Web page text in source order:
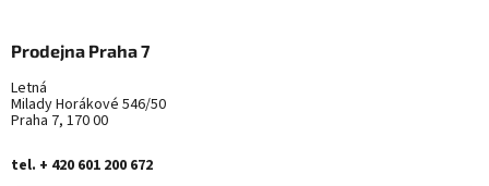
Prodejna Praha 7
Letná
Milady Horákové 546/50
Praha 7, 170 00
tel. + 420 601 200 672